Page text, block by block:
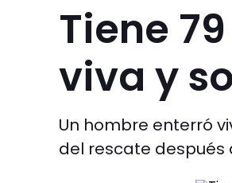
Tiene
viva y
Un hombre enterró
del rescate después